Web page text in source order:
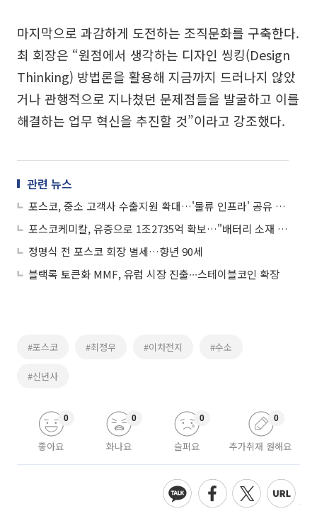
마지막으로 과감하게 도전하는 조직문화를 구축한다.
최 회장은 “원점에서 생각하는 디자인 씽킹(Design
Thinking) 방법론을 활용해 지금까지 드러나지 않았
거나 관행적으로 지나쳤던 문제점들을 발굴하고 이를
해결하는 업무 혁신을 추진할 것”이라고 강조했다.
관련 뉴스
포스코, 중소 고객사 수출지원 확대…'물류 인프라' 공유 착수
포스코케미칼, 유증으로 1조2735억 확보…"배터리 소재 투자"
정명식 전 포스코 회장 별세…향년 90세
블랙록 토큰화 MMF, 유럽 시장 진출∙∙∙스테이블코인 확장
#포스코 #최정우 #이차전지 #수소
#신년사
좋아요
0
화나요
0
슬퍼요
0
추가취재 원해요
0